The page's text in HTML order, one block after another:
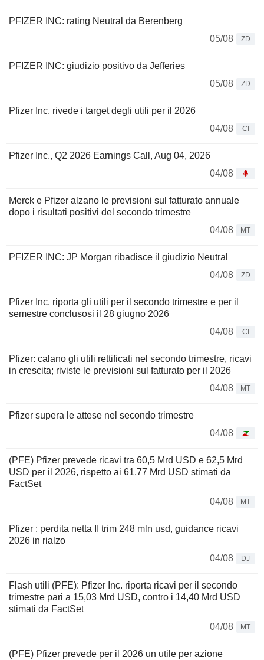
PFIZER INC: rating Neutral da Berenberg
05/08
ZD
PFIZER INC: giudizio positivo da Jefferies
05/08
ZD
Pfizer Inc. rivede i target degli utili per il 2026
04/08
CI
Pfizer Inc., Q2 2026 Earnings Call, Aug 04, 2026
04/08
Merck e Pfizer alzano le previsioni sul fatturato annuale
dopo i risultati positivi del secondo trimestre
04/08
MT
PFIZER INC: JP Morgan ribadisce il giudizio Neutral
04/08
ZD
Pfizer Inc. riporta gli utili per il secondo trimestre e per il
semestre conclusosi il 28 giugno 2026
04/08
CI
Pfizer: calano gli utili rettificati nel secondo trimestre, ricavi
in crescita; riviste le previsioni sul fatturato per il 2026
04/08
MT
Pfizer supera le attese nel secondo trimestre
04/08
(PFE) Pfizer prevede ricavi tra 60,5 Mrd USD e 62,5 Mrd
USD per il 2026, rispetto ai 61,77 Mrd USD stimati da
FactSet
04/08
MT
Pfizer : perdita netta II trim 248 mln usd, guidance ricavi
2026 in rialzo
04/08
DJ
Flash utili (PFE): Pfizer Inc. riporta ricavi per il secondo
trimestre pari a 15,03 Mrd USD, contro i 14,40 Mrd USD
stimati da FactSet
04/08
MT
(PFE) Pfizer prevede per il 2026 un utile per azione